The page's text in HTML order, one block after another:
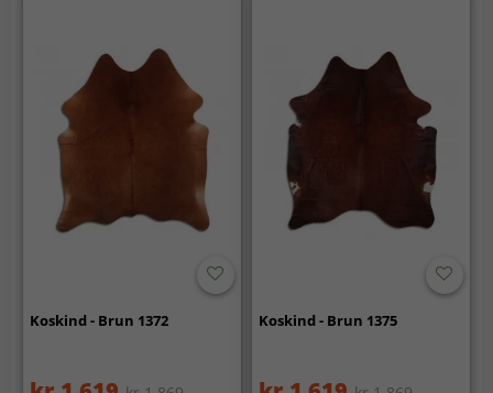
Koskind - Brun 1372 Koskind - Brun 1375